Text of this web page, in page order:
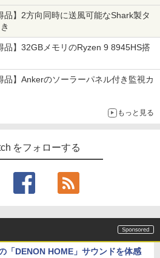
品】2方向同時に送風可能なShark製タ
品】32GBメモリのRyzen 9 8945HS搭
品】Ankerのソーラーパネル付き監視カ
もっと見る
をフォローする
「DENON HOME」サウンドを体感